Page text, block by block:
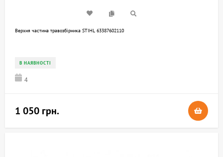
Верхня частина травозбірника STIHL 63387602110
В НАЯВНОСТІ
4
1 050 грн.